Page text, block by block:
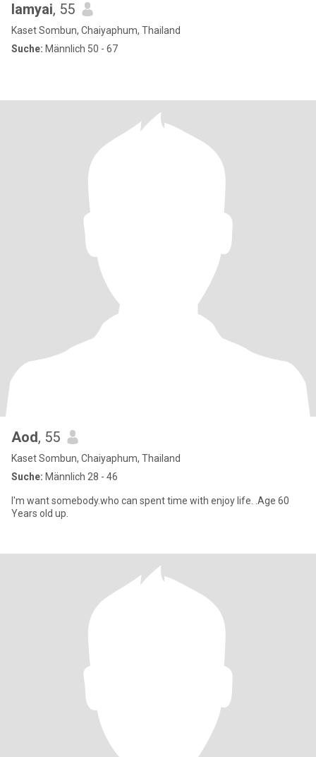
lamyai, 55
Kaset Sombun, Chaiyaphum, Thailand
Suche: Männlich 50 - 67
Aod, 55
Kaset Sombun, Chaiyaphum, Thailand
Suche: Männlich 28 - 46
l'm want somebody.who can spent time with enjoy life. .Age 60
Years old up.